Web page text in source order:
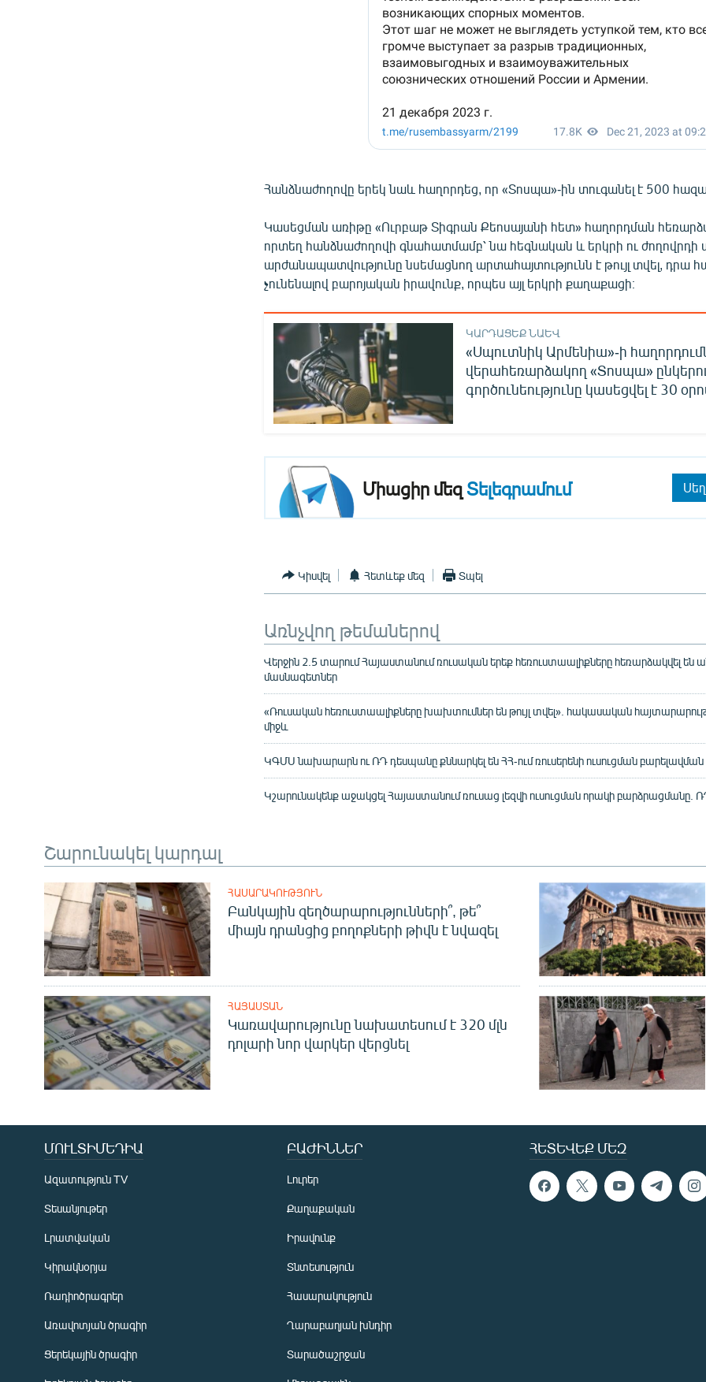
Հանձնաժողովը երեկ նաև հաղորդեց, որ «Տոսպա»-ին տուգանել է 500
Կասեցման առիթը «Ուրբաթ Տիգրան Քեոսայանի հետ» հաղորդման
որտեղ հանձնաժողովի գնահատմամբ՝ նա հեգնական և երկրի ու ժողովրդի
արժանապատվությունը նսեմացնող արտահայտությունն է թույլ տվել, դրա
չունենալով բարոյական իրավունք, որպես այլ երկրի քաղաքացի։
ԿԱՐԴԱՑԵՔ ՆԱԵՎ
«Սպուտնիկ Արմենիա»-ի
վերահեռարձակող «Տոսպա»
գործունեությունը կասեցվել է 30
Միացիր մեզ Տելեգրամում
Կիսվել Հետևեք մեզ Տպել
Առնչվող թեմաներով
Վերջին 2.5 տարում Հայաստանում ռուսական երեք հեռուստաալիքները հեռարձակվել են
մասնագետներ
«Ռուսական հեռուստաալիքները խախտումներ են թույլ տվել». հակասական
միջև
ԿԳՄՍ նախարարն ու ՌԴ դեսպանը քննարկել են ՀՀ-ում ռուսերենի ուսուցման
Կշարունակենք աջակցել Հայաստանում ռուսաց լեզվի ուսուցման որակի
Շարունակել կարդալ
ՀԱՍԱՐԱԿՈՒԹՅՈՒՆ
Բանկային զեղծարարությունների՞, թե՞
միայն դրանցից բողոքների թիվն է նվազել
ՀԱՅԱՍՏԱՆ
Կառավարությունը նախատեսում է 320 մլն
դոլարի նոր վարկեր վերցնել
ՀԵՏԵՎԵՔ ՄԵԶ
ՄՈՒԼՏԻՄԵԴԻԱ
Ազատություն TV
Տեսանյութեր
Լրատվական
Կիրակնօրյա
Ռադիոծրագրեր
Առավոտյան ծրագիր
Ցերեկային ծրագիր
ԲԱԺԻՆՆԵՐ
Լուրեր
Քաղաքական
Իրավունք
Տնտեսություն
Հասարակություն
Ղարաբաղյան խնդիր
Տարածաշրջան